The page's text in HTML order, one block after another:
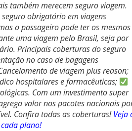
também merecem seguro viagem.
obrigatório em viagens
o passageiro pode ter os mesmos
uma viagem pelo Brasil, seja por
Principais coberturas do seguro
no caso de bagagens
de viagem plus reason;
hospitalares e farmacêuticas;
Com um investimento super
valor nos pacotes nacionais
Confira todas as coberturas!Veja
plano!